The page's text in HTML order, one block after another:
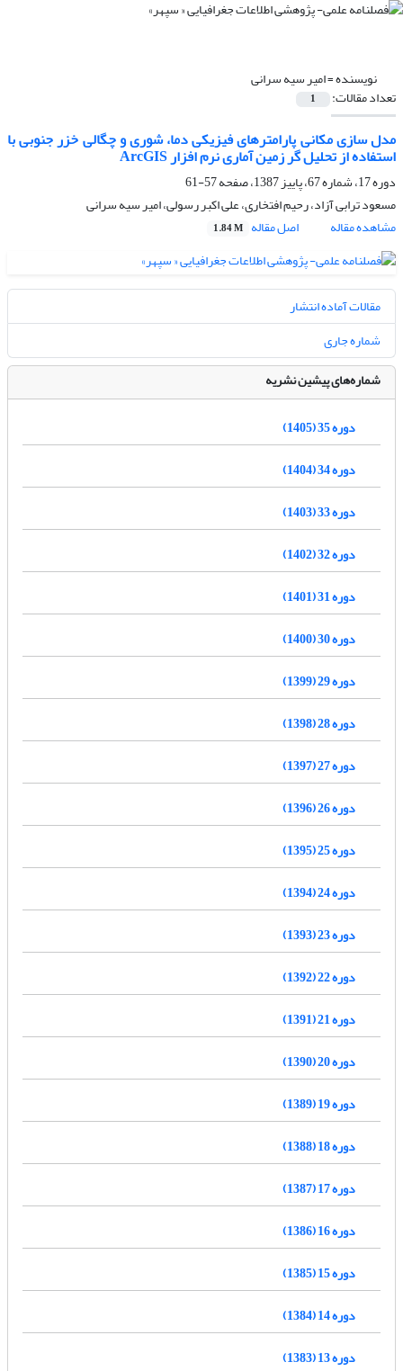
نویسنده =امیر سیه سرانی
تعداد مقالات: 1
مدل سازى مکانى پارامترهاى فیزیکى دما، شورى و چگالى خزر جنوبى با
استفاده از تحلیل گر زمین آمارى نرم ‏افزار ArcGIS
دوره 17، شماره 67، پاییز 1387، صفحه
57-61
مسعود ترابی آزاد، رحیم افتخاری، علی اکبر رسولی، امیر سیه سرانی
مشاهده مقاله
اصل مقاله 1.84 M
مقالات آماده انتشار
شماره جاری
شماره‌های پیشین نشریه
دوره 35 (1405)
دوره 34 (1404)
دوره 33 (1403)
دوره 32 (1402)
دوره 31 (1401)
دوره 30 (1400)
دوره 29 (1399)
دوره 28 (1398)
دوره 27 (1397)
دوره 26 (1396)
دوره 25 (1395)
دوره 24 (1394)
دوره 23 (1393)
دوره 22 (1392)
دوره 21 (1391)
دوره 20 (1390)
دوره 19 (1389)
دوره 18 (1388)
دوره 17 (1387)
دوره 16 (1386)
دوره 15 (1385)
دوره 14 (1384)
دوره 13 (1383)